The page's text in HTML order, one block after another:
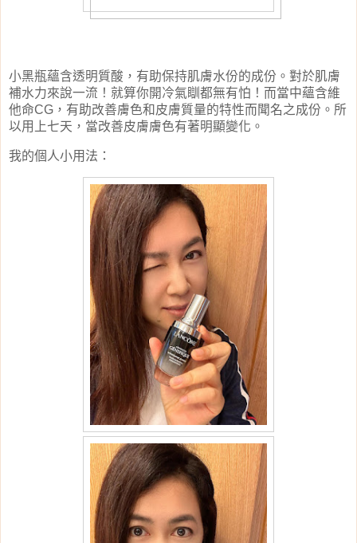
小黑瓶蘊含透明質酸，有助保持肌膚水份的成份。對於肌膚
補水力來說一流！就算你開冷氣瞓都無有怕！而當中蘊含維
他命CG ，有助改善膚色和皮膚質量的特性而聞名之成份。所
以用上七天，當改善皮膚膚色有著明顯變化。
我的個人小用法：